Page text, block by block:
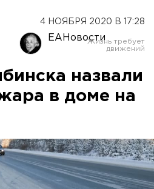
4 НОЯБРЯ 2020 В 17:28
ЕАНовости
назвали
в доме на